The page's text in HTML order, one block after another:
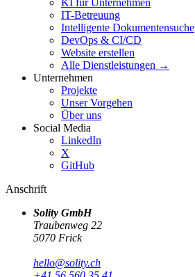
KI für Unternehmen
IT-Betreuung
Intelligente Dokumentensuche
DevOps & CI/CD
Website erstellen
Alle Dienstleistungen →
Unternehmen
Projekte
Unser Vorgehen
Über uns
Social Media
LinkedIn
X
GitHub
Anschrift
Solity GmbH
Traubenweg 22
5070 Frick
hello@solity.ch